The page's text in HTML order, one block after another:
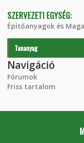
SZERVEZETI EGYSÉG:
Építőanyagok és
Tananyag
Navigáció
Fórumok
Friss tartalom